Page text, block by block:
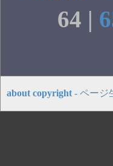
64 |
about copyright - ページ